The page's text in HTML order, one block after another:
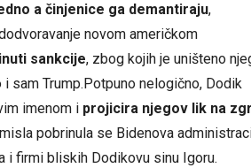
a činjenice ga demantiraju,
novom američkom
sankcije, zbog kojih je uništeno
sam Trump.Potpuno nelogično, Dodik
imenom i projicira njegov lik na
pobrinula se Bidenova
i firmi bliskih Dodikovu sinu Igoru.